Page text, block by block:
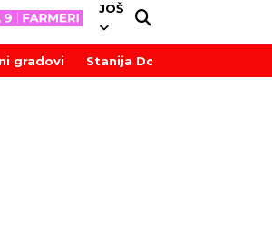
JOŠ
gradovi Stanija Dobrojević